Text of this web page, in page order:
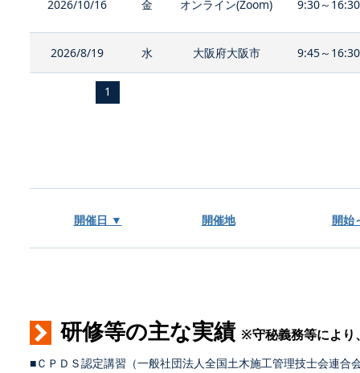
2026/10/16 金 オンライン(Zoom) 9:30～
2026/8/19 水 大阪府大阪市 9:45～
1
開催日 ▼ 開催地 開始
研修等の主な実績 ※守秘義務等により
■ＣＰＤＳ認定講習（一般社団法人全国土木施工管理技士会連合